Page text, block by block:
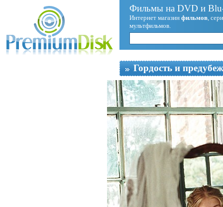
Фильмы на DVD и
Интернет магазин фильмов,
мультфильмов.
Гордость и